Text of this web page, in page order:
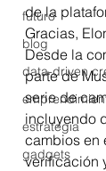
futuro
blog
data-driven
estrategia
gadgets
de la
Gracias,
Desde la
parte de
serie de
incluyendo
cambios en
verificación